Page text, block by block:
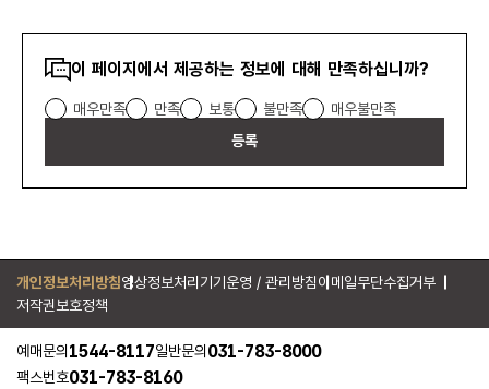
콘텐츠
조사
이 페이지에서 제공하는 정보에 대해 만족하십니까?
매우만족 만족 보통 불만족
매우불만족
등록
개인정보처리방침영상정보처리기기운영 / 관리방침이메일무단수집거부
저작권보호정책
예매문의 1544-8117일반문의 031-783-8000
팩스번호031-783-8160